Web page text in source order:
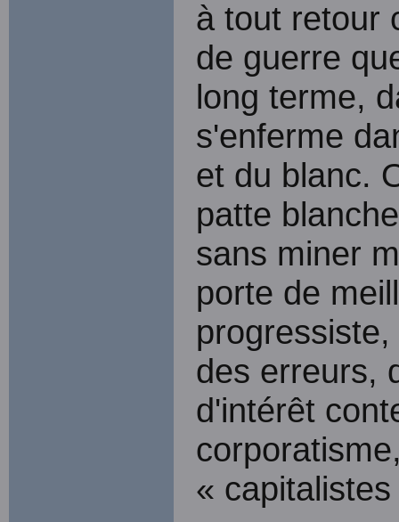
à tout retour
de guerre
long terme,
s'enferme
et du blanc.
patte
sans miner
porte de
des erreurs,
d'intérêt
«